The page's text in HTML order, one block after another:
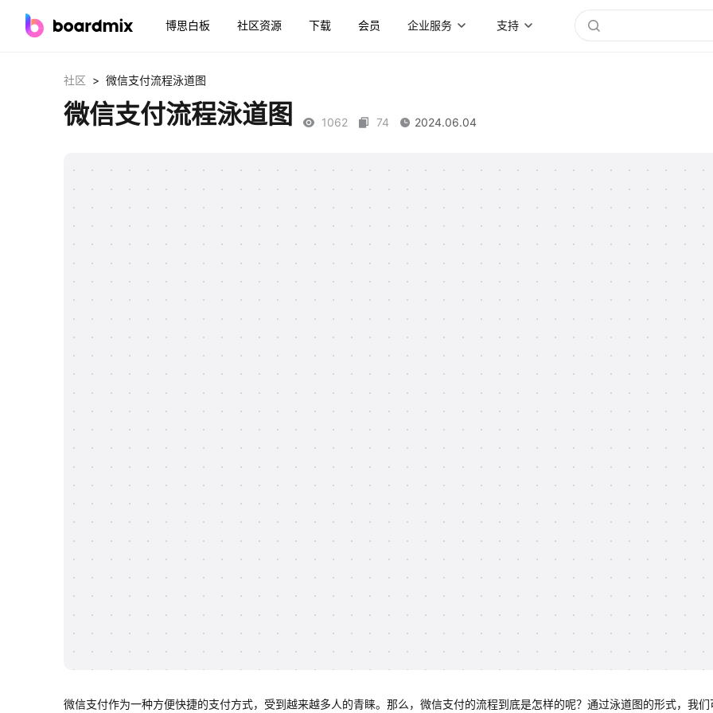
博思白板 社区资源 下载 会员 企业服务 支持
社区 > 微信支付流程泳道图
微信支付流程泳道图 1062 74 2024.06.04
微信支付作为一种方便快捷的支付方式，受到越来越多人的青睐。那么，微信支付的流程到底是怎样的呢？通过泳道图的形式，我们